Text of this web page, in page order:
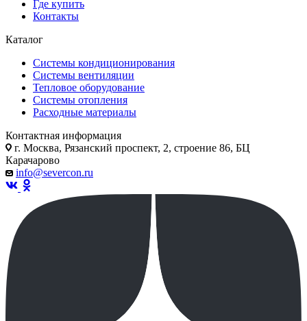
Где купить
Контакты
Каталог
Системы кондиционирования
Системы вентиляции
Тепловое оборудование
Системы отопления
Расходные материалы
Контактная информация
г. Москва, Рязанский проспект, 2, строение 86, БЦ
Карачарово
info@severcon.ru